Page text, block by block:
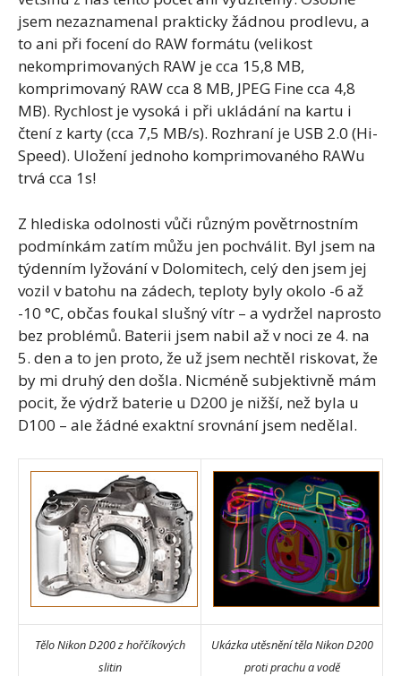
jsem nezaznamenal prakticky žádnou prodlevu, a
to ani při focení do RAW formátu (velikost
nekomprimovaných RAW je cca 15,8 MB,
komprimovaný RAW cca 8 MB, JPEG Fine cca 4,8
MB). Rychlost je vysoká i při ukládání na kartu i
čtení z karty (cca 7,5 MB/s). Rozhraní je USB 2.0 (Hi-
Speed). Uložení jednoho komprimovaného RAWu
trvá cca 1s!
Z hlediska odolnosti vůči různým povětrnostním
podmínkám zatím můžu jen pochválit. Byl jsem na
týdenním lyžování v Dolomitech, celý den jsem jej
vozil v batohu na zádech, teploty byly okolo -6 až
-10 °C, občas foukal slušný vítr – a vydržel naprosto
bez problémů. Baterii jsem nabil až v noci ze 4. na
5. den a to jen proto, že už jsem nechtěl riskovat, že
by mi druhý den došla. Nicméně subjektivně mám
pocit, že výdrž baterie u D200 je nižší, než byla u
D100 – ale žádné exaktní srovnání jsem nedělal.
Tělo Nikon D200 z hořčíkových
slitin
Ukázka utěsnění těla Nikon D200
proti prachu a vodě